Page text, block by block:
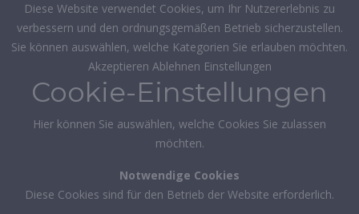
Diese Website verwendet Cookies, um Ihr Nutzererlebnis zu
verbessern und den ordnungsgemäßen Betrieb sicherzustellen.
Sie können auswählen, welche Kategorien Sie erlauben möchten.
Akzeptieren Ablehnen Einstellungen
Cookie-Einstellungen
Hier können Sie auswählen, welche Cookies Sie zulassen
möchten.
Notwendige Cookies
Diese Cookies sind für den Betrieb der Website erforderlich.